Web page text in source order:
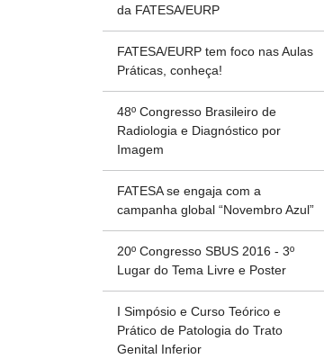
da FATESA/EURP
FATESA/EURP tem foco nas Aulas
Práticas, conheça!
48º Congresso Brasileiro de
Radiologia e Diagnóstico por
Imagem
FATESA se engaja com a
campanha global “Novembro Azul”
20º Congresso SBUS 2016 - 3º
Lugar do Tema Livre e Poster
I Simpósio e Curso Teórico e
Prático de Patologia do Trato
Genital Inferior